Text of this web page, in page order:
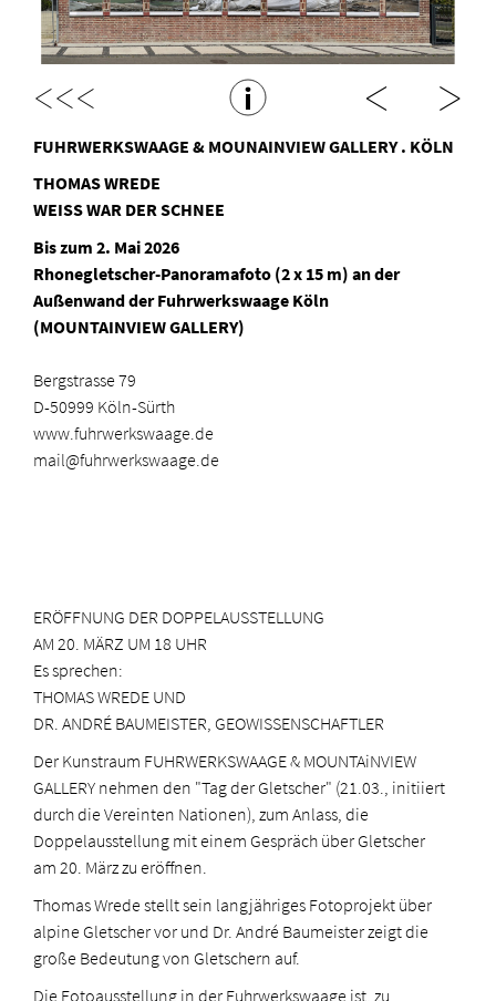
<<<
FUHRWERKSWAAGE & MOUNAINVIEW GALLERY . KÖLN
THOMAS WREDE
WEISS WAR DER SCHNEE
Bis zum 2. Mai 2026
Rhonegletscher-Panoramafoto (2 x 15 m) an der
Außenwand der Fuhrwerkswaage Köln
(MOUNTAINVIEW GALLERY)
Bergstrasse 79
D-50999 Köln-Sürth
www.fuhrwerkswaage.de
mail@fuhrwerkswaage.de
ERÖFFNUNG DER DOPPELAUSSTELLUNG
AM 20. MÄRZ UM 18 UHR
Es sprechen:
THOMAS WREDEUND
DR. ANDRÉ BAUMEISTER, GEOWISSENSCHAFTLER
Der Kunstraum FUHRWERKSWAAGE & MOUNTAiNVIEW
GALLERY nehmen den "Tag der Gletscher" (21.03., initiiert
durch die Vereinten Nationen), zum Anlass, die
Doppelausstellung mit einem Gespräch über Gletscher
am 20. März zu eröffnen.
Thomas Wrede stellt sein langjähriges Fotoprojekt über
alpine Gletscher vor und Dr. André Baumeister zeigt die
große Bedeutung von Gletschern auf.
Die Fotoausstellung in der Fuhrwerkswaage ist, zu